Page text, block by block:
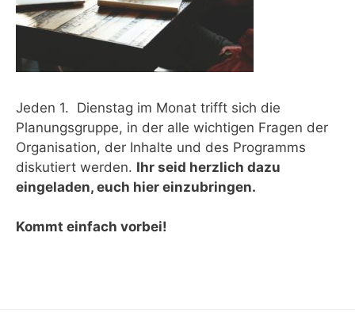
Jeden 1. Dienstag im Monat trifft sich die
Planungsgruppe, in der alle wichtigen Fragen der
Organisation, der Inhalte und des Programms
diskutiert werden. Ihr seid herzlich dazu
eingeladen, euch hier einzubringen.
Kommt einfach vorbei!